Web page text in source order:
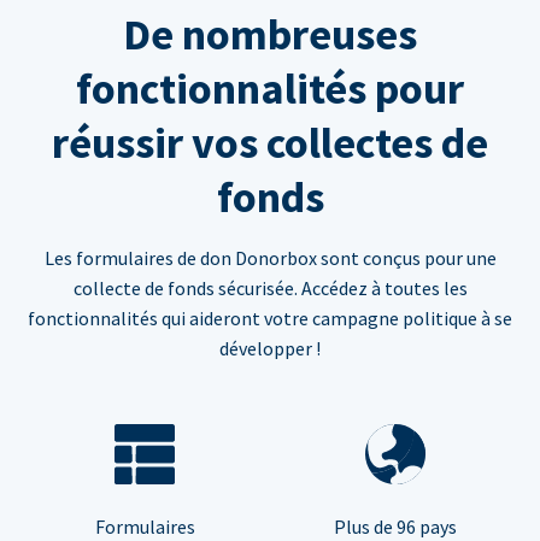
De nombreuses
fonctionnalités pour
réussir vos collectes de
fonds
Les formulaires de don Donorbox sont conçus pour une
collecte de fonds sécurisée. Accédez à toutes les
fonctionnalités qui aideront votre campagne politique à se
développer !
Formulaires
Plus de 96 pays